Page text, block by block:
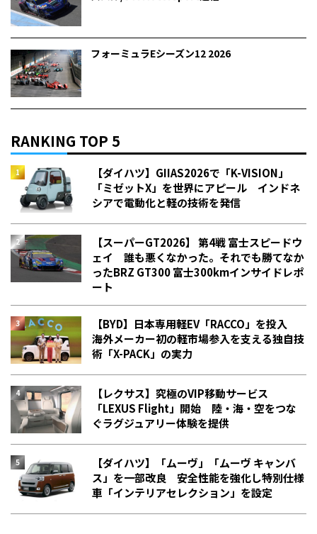
フォーミュラEシーズン12 2026
RANKING TOP 5
【ダイハツ】GIIAS2026で「K-VISION」
「ミゼットX」を世界にアピール インドネ
シアで電動化と軽の技術を発信
【スーパーGT2026】 第4戦 富士スピードウ
ェイ 誰も悪くなかった。それでも勝てなか
った――BRZ GT300 富士300kmインサイドレポ
ート
【BYD】日本専用軽EV「RACCO」を投入
海外メーカー初の軽市場参入を支える独自技
術「X-PACK」の実力
【レクサス】究極のVIP移動サービス
「LEXUS Flight」開始 陸・海・空をつな
ぐラグジュアリー体験を提供
【ダイハツ】「ムーヴ」「ムーヴ キャンバ
ス」を一部改良 安全性能を強化し特別仕様
車「インテリアセレクション」を設定